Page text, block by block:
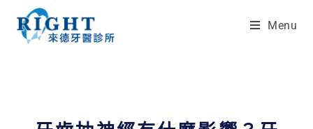
Menu